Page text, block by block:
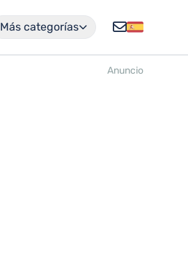
Más categorías
Anuncio